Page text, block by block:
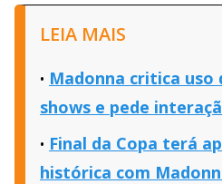
LEIA MAIS
Madonna critica uso
shows e pede
Final da Copa terá
histórica com